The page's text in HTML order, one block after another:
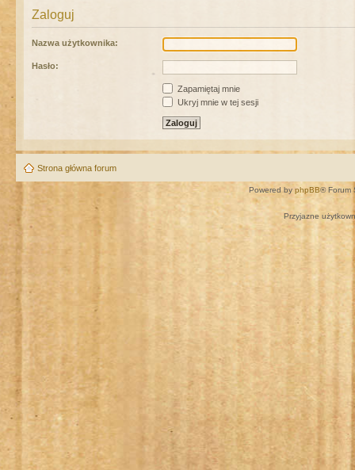
Zaloguj
Nazwa użytkownika:
Hasło:
Zapamiętaj mnie
Ukryj mnie w tej sesji
Strona główna forum
Powered by phpBB® Forum
Przyjazne